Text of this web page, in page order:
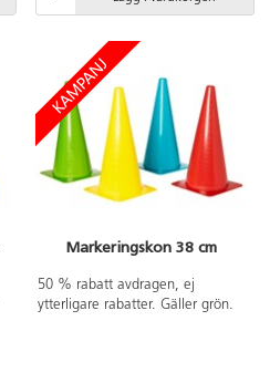
Markeringskon 38 cm
50 % rabatt avdragen, ej
ytterligare rabatter. Gäller grön.